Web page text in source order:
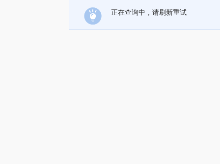
正在查询中，请刷新重试